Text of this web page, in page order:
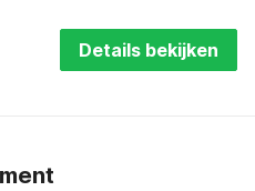
Details bekijken